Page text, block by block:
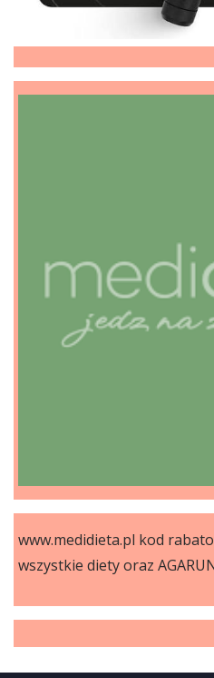
www.medidieta.pl kod
wszystkie diety oraz